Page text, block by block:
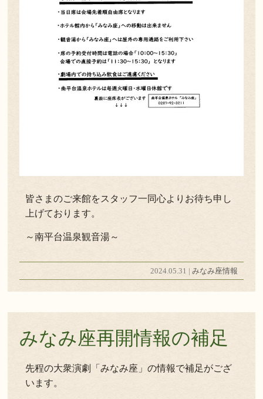
皆さまのご来館をスタッフ一同心よりお待ち申し
上げております。
～南平台温泉観音湯～
2024.05.31 | みなみ座情報
みなみ座再開情報の補足
先程の大衆演劇「みなみ座」の情報で補足がござ
います。